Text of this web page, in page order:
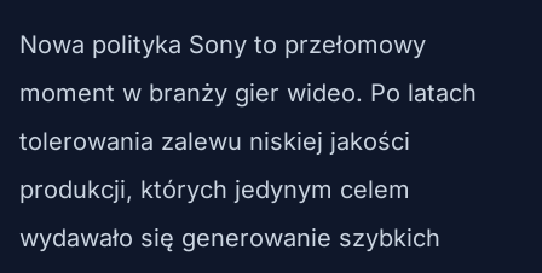
Nowa polityka Sony to przełomowy
moment w branży gier wideo. Po latach
tolerowania zalewu niskiej jakości
produkcji, których jedynym celem
wydawało się generowanie szybkich